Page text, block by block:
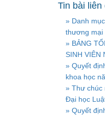
Tin bài liên
» Danh
thương mại
» BẢNG
SINH VIÊN
» Quyết
khoa học
» Thư chúc
Đại học
» Quyết